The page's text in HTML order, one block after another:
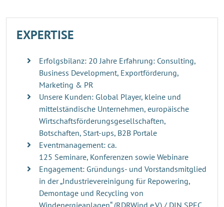
EXPERTISE
Erfolgsbilanz: 20 Jahre Erfahrung: Consulting,
Business Development, Exportförderung,
Marketing & PR
Unsere Kunden: Global Player, kleine und
mittelständische Unternehmen, europäische
Wirtschaftsförderungsgesellschaften,
Botschaften, Start-ups, B2B Portale
Eventmanagement: ca.
125 Seminare, Konferenzen sowie Webinare
Engagement: Gründungs- und Vorstandsmitglied
in der „Industrievereinigung für Repowering,
Demontage und Recycling von